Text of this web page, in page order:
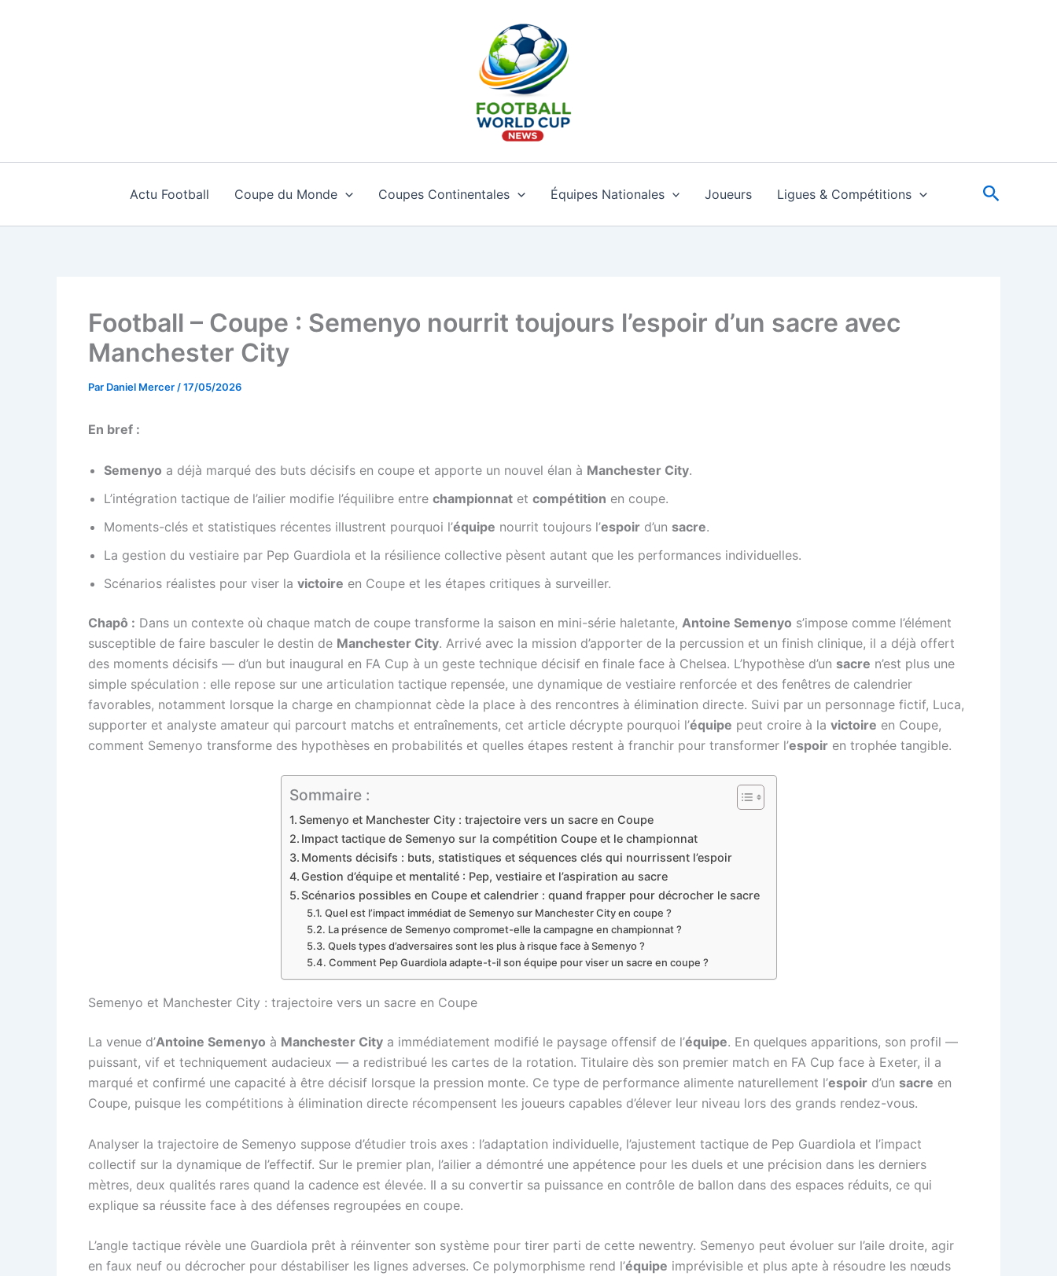
Actu Football Coupe du Monde Coupes Continentales Équipes Nationales Joueurs Ligues & Compétitions
Football – Coupe : Semenyo nourrit toujours l’espoir d’un sacre avec
Manchester City
Par Daniel Mercer /17/05/2026
En bref :
Semenyo a déjà marqué des buts décisifs en coupe et apporte un nouvel élan à Manchester City.
L’intégration tactique de l’ailier modifie l’équilibre entre championnat et compétition en coupe.
Moments-clés et statistiques récentes illustrent pourquoi l’équipe nourrit toujours l’espoir d’un sacre.
La gestion du vestiaire par Pep Guardiola et la résilience collective pèsent autant que les performances individuelles.
Scénarios réalistes pour viser la victoire en Coupe et les étapes critiques à surveiller.
Chapô : Dans un contexte où chaque match de coupe transforme la saison en mini-série haletante, Antoine Semenyo s’impose comme l’élément
susceptible de faire basculer le destin de Manchester City. Arrivé avec la mission d’apporter de la percussion et un finish clinique, il a déjà offert
des moments décisifs — d’un but inaugural en FA Cup à un geste technique décisif en finale face à Chelsea. L’hypothèse d’un sacre n’est plus une
simple spéculation : elle repose sur une articulation tactique repensée, une dynamique de vestiaire renforcée et des fenêtres de calendrier
favorables, notamment lorsque la charge en championnat cède la place à des rencontres à élimination directe. Suivi par un personnage fictif, Luca,
supporter et analyste amateur qui parcourt matchs et entraînements, cet article décrypte pourquoi l’équipe peut croire à la victoire en Coupe,
comment Semenyo transforme des hypothèses en probabilités et quelles étapes restent à franchir pour transformer l’espoir en trophée tangible.
Sommaire :
Semenyo et Manchester City : trajectoire vers un sacre en Coupe
Impact tactique de Semenyo sur la compétition Coupe et le championnat
Moments décisifs : buts, statistiques et séquences clés qui nourrissent l’espoir
Gestion d’équipe et mentalité : Pep, vestiaire et l’aspiration au sacre
Scénarios possibles en Coupe et calendrier : quand frapper pour décrocher le sacre
Quel est l’impact immédiat de Semenyo sur Manchester City en coupe ?
La présence de Semenyo compromet-elle la campagne en championnat ?
Quels types d’adversaires sont les plus à risque face à Semenyo ?
Comment Pep Guardiola adapte-t-il son équipe pour viser un sacre en coupe ?
Semenyo et Manchester City : trajectoire vers un sacre en Coupe
La venue d’Antoine Semenyo à Manchester City a immédiatement modifié le paysage offensif de l’équipe. En quelques apparitions, son profil —
puissant, vif et techniquement audacieux — a redistribué les cartes de la rotation. Titulaire dès son premier match en FA Cup face à Exeter, il a
marqué et confirmé une capacité à être décisif lorsque la pression monte. Ce type de performance alimente naturellement l’espoir d’un sacre en
Coupe, puisque les compétitions à élimination directe récompensent les joueurs capables d’élever leur niveau lors des grands rendez-vous.
Analyser la trajectoire de Semenyo suppose d’étudier trois axes : l’adaptation individuelle, l’ajustement tactique de Pep Guardiola et l’impact
collectif sur la dynamique de l’effectif. Sur le premier plan, l’ailier a démontré une appétence pour les duels et une précision dans les derniers
mètres, deux qualités rares quand la cadence est élevée. Il a su convertir sa puissance en contrôle de ballon dans des espaces réduits, ce qui
explique sa réussite face à des défenses regroupées en coupe.
L’angle tactique révèle une Guardiola prêt à réinventer son système pour tirer parti de cette newentry. Semenyo peut évoluer sur l’aile droite, agir
en faux neuf ou décrocher pour déstabiliser les lignes adverses. Ce polymorphisme rend l’équipe imprévisible et plus apte à résoudre les nœuds